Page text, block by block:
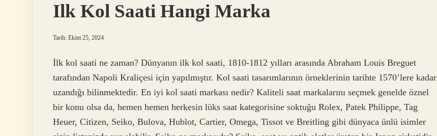
Ilk Kol Saati Hangi Marka
Tarih: Ekim 25, 2024
İlk kol saati ne zaman? Dünyanın ilk kol saati, 1810-1812 yılları arasında Abraham Louis Breguet
tarafından Napoli Kraliçesi için yapılmıştır. Kol saati tasarımlarının örneklerinin tarihte 1570’lere kadar
uzandığı bilinmektedir. En iyi kol saati markası nedir? Kaliteli saat markalarını seçmek genelde öznel
bir konu olsa da, hemen hemen herkesin lüks saat kategorisine soktuğu Rolex, Patek Philippe, Tag
Heuer, Citizen, Seiko, Bulova, Hublot, Cartier, Omega, Tissot ve Breitling gibi dünyaca ünlü isimler